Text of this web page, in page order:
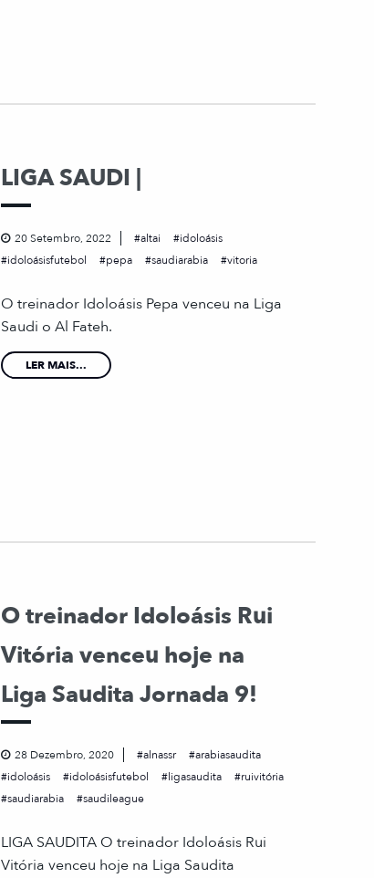
LIGA SAUDI |
20 Setembro, 2022 altai
idoloásis
idoloásisfutebol
pepa saudiarabia vitoria
O treinador Idoloásis Pepa venceu na Liga
Saudi o Al Fateh.
LER MAIS...
O treinador Idoloásis Rui
Vitória venceu hoje na
Liga Saudita Jornada 9!
28 Dezembro, 2020 alnassr
arabiasaudita
idoloásis
idoloásisfutebol ligasaudita
ruivitória
saudiarabia
saudileague
LIGA SAUDITA O treinador Idoloásis Rui
Vitória venceu hoje na Liga Saudita